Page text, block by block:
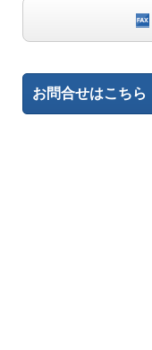
お問合せはこちら